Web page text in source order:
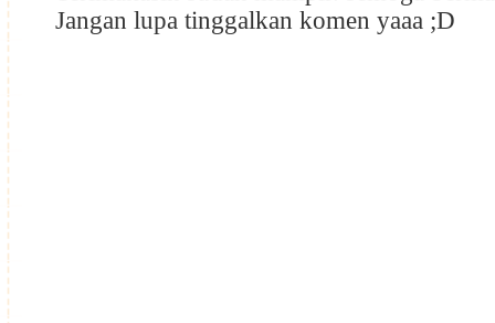
Jangan lupa tinggalkan komen yaaa ;D